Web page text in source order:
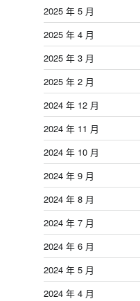
2025 年 5 月
2025 年 4 月
2025 年 3 月
2025 年 2 月
2024 年 12 月
2024 年 11 月
2024 年 10 月
2024 年 9 月
2024 年 8 月
2024 年 7 月
2024 年 6 月
2024 年 5 月
2024 年 4 月